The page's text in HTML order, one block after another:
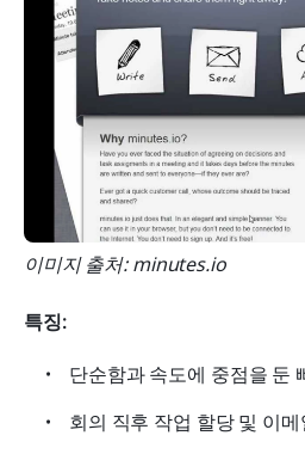
이미지 출처: minutes.io
특징:
단순함과 속도에 중점을 둔
회의 직후 작업 할당 및 이